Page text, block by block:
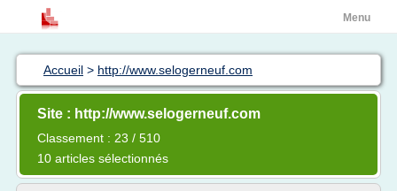
Menu
Accueil > http://www.selogerneuf.com
Site : http://www.selogerneuf.com
Classement : 23 / 510
10 articles sélectionnés